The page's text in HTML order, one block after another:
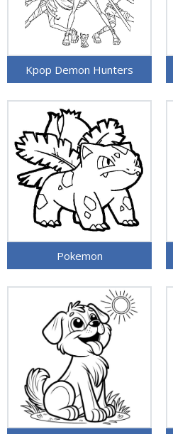
Kpop Demon Hunters
Pokemon